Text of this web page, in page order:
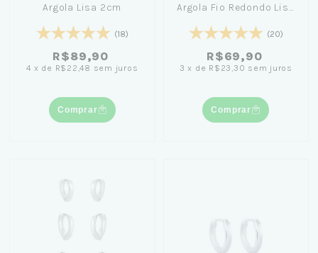
Argola Lisa 2cm
(18)
R$89,90
4 x de R$22,48 sem juros
Comprar
Argola Fio Redondo Lisa
(20)
R$69,90
3 x de R$23,30 sem juros
Comprar